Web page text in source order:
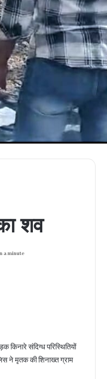
शव
a minute
किनारे संदिग्ध परिस्थितियों
ने मृतक की शिनाख्त ग्राम